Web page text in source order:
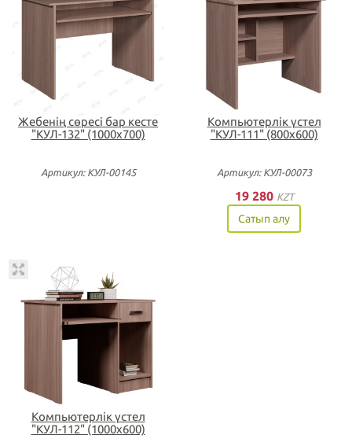
Жебенің сөресі бар кесте
"КУЛ-132" (1000х700)
Артикул: КУЛ-00145
Компьютерлік үстел
"КУЛ-111" (800х600)
Артикул: КУЛ-00073
19 280 KZT
Сатып алу
Компьютерлік үстел
"КУЛ-112" (1000х600)